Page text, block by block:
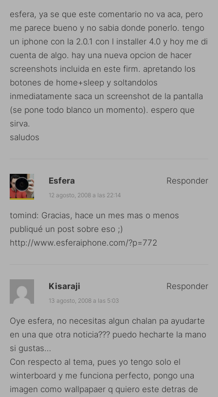
esfera, ya se que este comentario no va aca, pero
me parece bueno y no sabia donde ponerlo. tengo
un iphone con la 2.0.1 con l installer 4.0 y hoy me di
cuenta de algo. hay una nueva opcion de hacer
screenshots incluida en este firm. apretando los
botones de home+sleep y soltandolos
inmediatamente saca un screenshot de la pantalla
(se pone todo blanco un momento). espero que
sirva.
saludos
Esfera
12 agosto, 2008 a las 22:14
tomind: Gracias, hace un mes mas o menos
publiqué un post sobre eso ;)
http://www.esferaiphone.com/?p=772
Responder
Kisaraji
13 agosto, 2008 a las 5:03
Oye esfera, no necesitas algun chalan pa ayudarte
en una que otra noticia??? puedo hecharte la mano
si gustas…
Con respecto al tema, pues yo tengo solo el
winterboard y me funciona perfecto, pongo una
imagen como wallpapaer q quiero este detras de
Responder